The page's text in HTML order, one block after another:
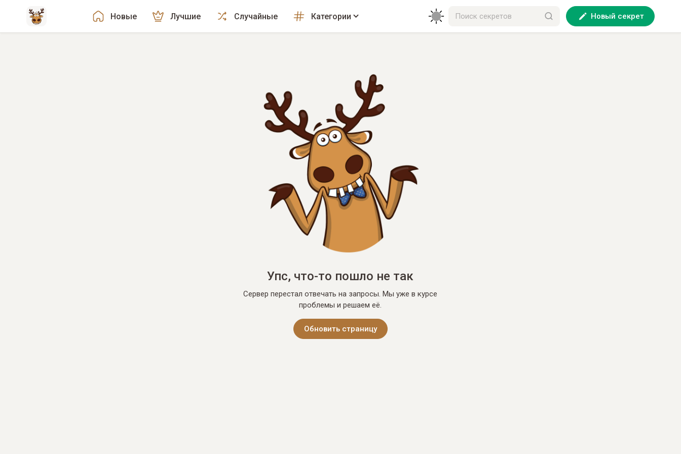
Новые Лучшие Случайные Категории Новый секрет
Упс, что-то пошло не так
Сервер перестал отвечать на запросы. Мы уже в курсе
проблемы и решаем её.
Обновить страницу